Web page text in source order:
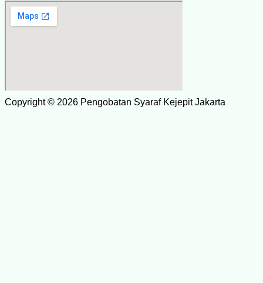
Copyright © 2026 Pengobatan Syaraf Kejepit Jakarta